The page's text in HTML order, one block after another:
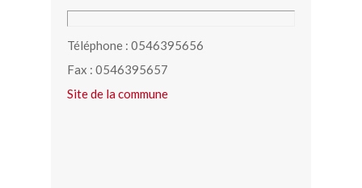
Téléphone : 0546395656
Fax : 0546395657
Site de la commune